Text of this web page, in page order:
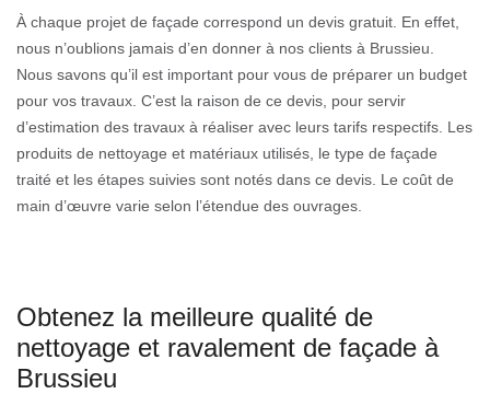
À chaque projet de façade correspond un devis gratuit. En effet,
nous n’oublions jamais d’en donner à nos clients à Brussieu.
Nous savons qu’il est important pour vous de préparer un budget
pour vos travaux. C’est la raison de ce devis, pour servir
d’estimation des travaux à réaliser avec leurs tarifs respectifs. Les
produits de nettoyage et matériaux utilisés, le type de façade
traité et les étapes suivies sont notés dans ce devis. Le coût de
main d’œuvre varie selon l’étendue des ouvrages.
Obtenez la meilleure qualité de
nettoyage et ravalement de façade à
Brussieu